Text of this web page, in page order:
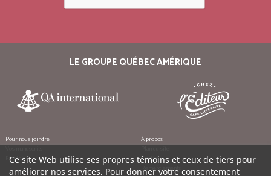
LE GROUPE QUÉBEC AMÉRIQUE
Pour nous joindre
Emplois
À propos
Crédits
Remerciements
Ce site Web utilise ses propres témoins et ceux de tiers pour
améliorer nos services. Pour donner votre consentement